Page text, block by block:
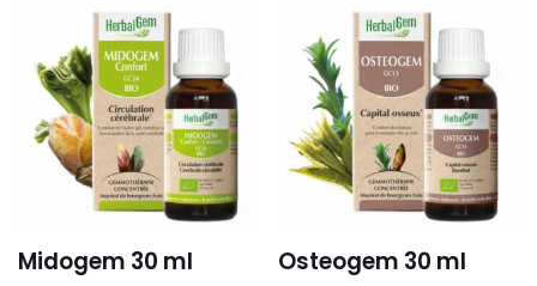
Midogem 30 ml Osteogem 30 ml